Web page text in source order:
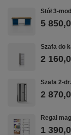
Stół 3-
5
Szafa do
2
Szafa 2-
2
Regał
1